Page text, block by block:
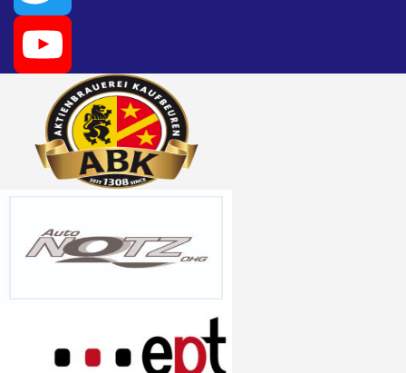
Twitter
YouTube
Channel